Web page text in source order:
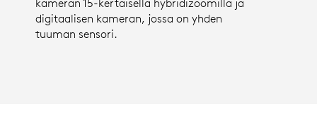
kameran 15-kertaisella hybridizoomilla ja
digitaalisen kameran, jossa on yhden
tuuman sensori.